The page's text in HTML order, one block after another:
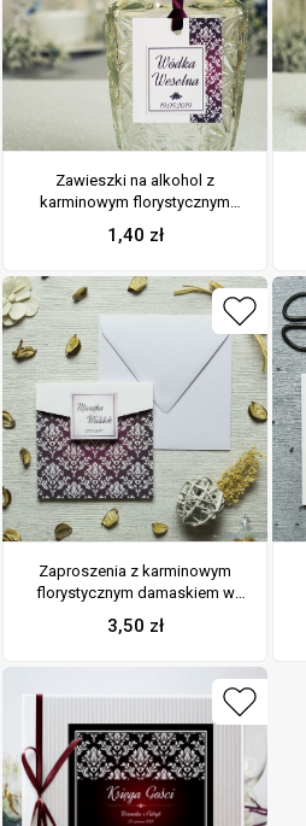
Zawieszki na alkohol z
karminowym florystycznym
damaskiem po prawej,
przyklejanym motywem
1,40 zł
Zaproszenia z karminowym
florystycznym damaskiem w
kształcie koperty. ZAP-15-04
3,50 zł